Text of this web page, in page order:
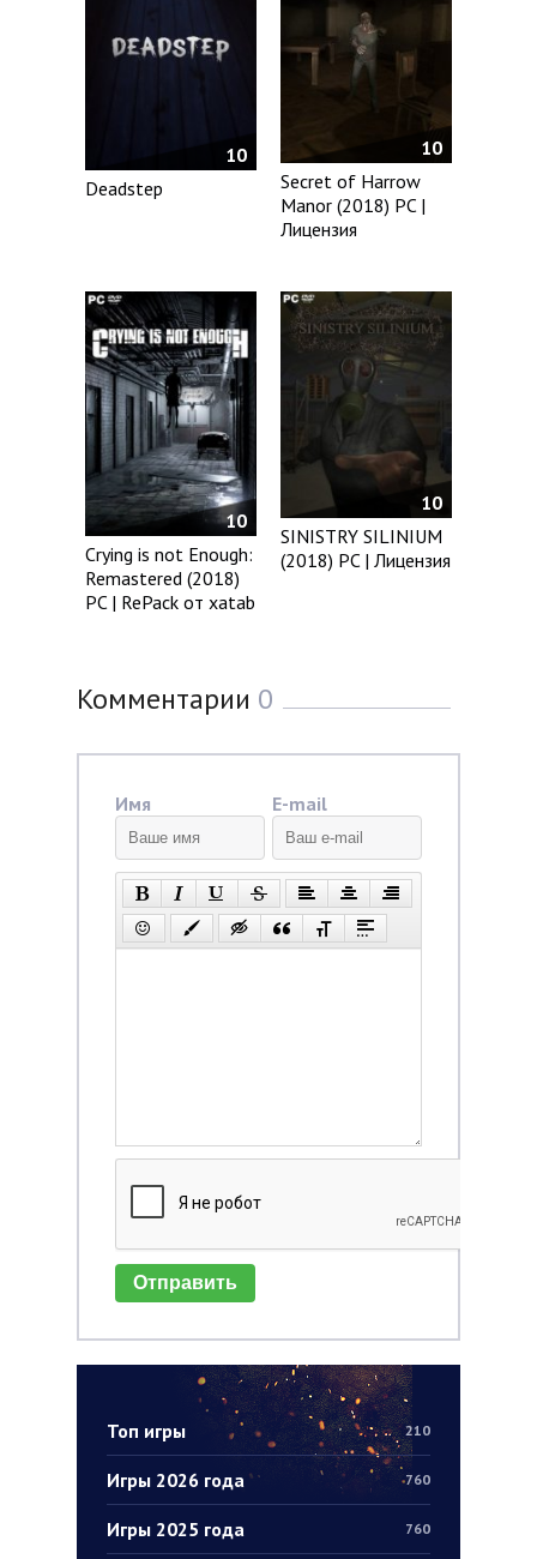
Топ игры 210
Игры 2026 года 760
Игры 2025 года 760
10
Deadstep
10
Secret of Harrow
Manor (2018) PC |
Лицензия
10
Crying is not Enough:
Remastered (2018)
PC | RePack от xatab
10
SINISTRY SILINIUM
(2018) PC | Лицензия
Комментарии 0
Имя E-mail
Отправить